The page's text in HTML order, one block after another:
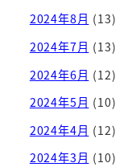
2024年8月 (13)
2024年7月 (13)
2024年6月 (12)
2024年5月 (10)
2024年4月 (12)
2024年3月 (10)